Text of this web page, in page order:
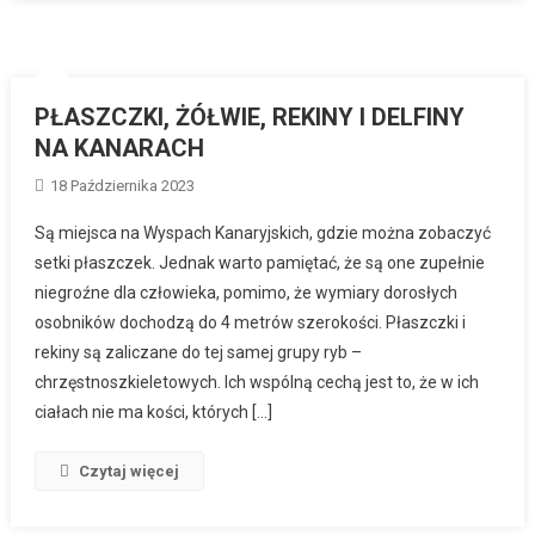
PŁASZCZKI, ŻÓŁWIE, REKINY I DELFINY
NA KANARACH
18 Października 2023
Są miejsca na Wyspach Kanaryjskich, gdzie można zobaczyć
setki płaszczek. Jednak warto pamiętać, że są one zupełnie
niegroźne dla człowieka, pomimo, że wymiary dorosłych
osobników dochodzą do 4 metrów szerokości. Płaszczki i
rekiny są zaliczane do tej samej grupy ryb –
chrzęstnoszkieletowych. Ich wspólną cechą jest to, że w ich
ciałach nie ma kości, których […]
Czytaj więcej